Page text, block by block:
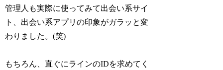
管理人も実際に使ってみて出会い系サイ
ト、出会い系アプリの印象がガラッと変
わりました。(笑)
もちろん、直ぐにラインのIDを求めてく